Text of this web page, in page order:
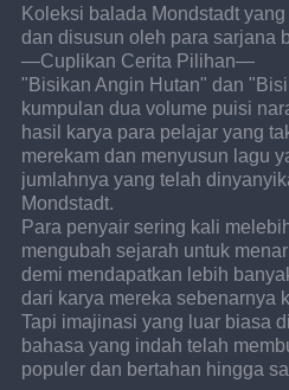
Koleksi balada Mondstadt
dan disusun oleh para sarjana
—Cuplikan Cerita Pilihan—
"Bisikan Angin Hutan" dan
kumpulan dua volume puisi
hasil karya para pelajar yang
merekam dan menyusun lagu
jumlahnya yang telah
Mondstadt.
Para penyair sering kali
mengubah sejarah untuk
demi mendapatkan lebih
dari karya mereka sebenarnya
Tapi imajinasi yang luar biasa
bahasa yang indah telah
populer dan bertahan hingga